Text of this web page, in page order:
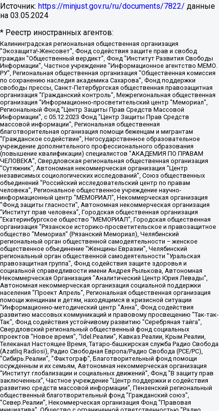
Источник: https://minjust.gov.ru/ru/documents/7822/ данные
на 03.05.2024
* Реестр иностранных агентов:
Калининградская региональная общественная организация "Экозащита!-Женсовет", Фонд содействия защите прав и свобод граждан "Общественный вердикт", Фонд "Институт Развития Свободы Информации", Частное учреждение "Информационное агентство МЕМО. РУ", Региональная общественная организация "Общественная комиссия по сохранению наследия академика Сахарова", Фонд поддержки свободы прессы, Санкт-Петербургская общественная правозащитная организация "Гражданский контроль", Межрегиональная общественная организация "Информационно-просветительский центр "Мемориал", Региональный Фонд "Центр Защиты Прав Средств Массовой Информации", с 05.12.2023 Фонд "Центр Защиты Прав Средств массовой информации", Региональная общественная благотворительная организация помощи беженцам и мигрантам "Гражданское содействие", Негосударственное образовательное учреждение дополнительного профессионального образования (повышение квалификации) специалистов "АКАДЕМИЯ ПО ПРАВАМ ЧЕЛОВЕКА", Свердловская региональная общественная организация "Сутяжник", Автономная некоммерческая организация "Центр независимых социологических исследований", Союз общественных объединений "Российский исследовательский центр по правам человека", Региональное общественное учреждение научно-информационный центр "МЕМОРИАЛ", Некоммерческая организация "Фонд защиты гласности", Автономная некоммерческая организация "Институт прав человека", Городская общественная организация "Екатеринбургское общество "МЕМОРИАЛ", Городская общественная организация "Рязанское историко-просветительское и правозащитное общество "Мемориал" (Рязанский Мемориал), Челябинский региональный орган общественной самодеятельности – женское общественное объединение "Женщины Евразии", Челябинский региональный орган общественной самодеятельности "Уральская правозащитная группа", Фонд содействия защите здоровья и социальной справедливости имени Андрея Рылькова, Автономная Некоммерческая Организация "Аналитический Центр Юрия Левады", Автономная некоммерческая организация социальной поддержки населения "Проект Апрель", Региональная общественная организация помощи женщинам и детям, находящимся в кризисной ситуации "Информационно-методический центр "Анна", Фонд содействия развитию массовых коммуникаций и правовому просвещению "Так-так-Так", Фонд содействия устойчивому развитию "Серебряная тайга", Свердловский региональный общественный фонд социальных проектов "Новое время", "Idel.Реалии", Кавказ.Реалии, Крым.Реалии, Телеканал Настоящее Время, Татаро-башкирская служба Радио Свобода (Azatliq Radiosi), Радио Свободная Европа/Радио Свобода (PCE/PC), "Сибирь.Реалии", "Фактограф", Благотворительный фонд помощи осужденным и их семьям, Автономная некоммерческая организация "Институт глобализации и социальных движений", Фонд "В защиту прав заключенных", Частное учреждение "Центр поддержки и содействия развитию средств массовой информации", Пензенский региональный общественный благотворительный фонд "Гражданский союз", "Север.Реалии", Некоммерческая организация Фонд "Правовая инициатива", Общество с ограниченной ответственностью "Радио Свободная Европа/Радио Свобода", Чешское информационное агентство "MEDIUM-ORIENT", Красноярская региональная общественная организация "Мы против СПИДа", Камалягин Денис Николаевич, Маркелов Сергей Евгеньевич, Пономарев Лев Александрович, Савицкая Людмила Алексеевна, Автономная некоммерческая организация "Центр по работе с проблемой насилия "НАСИЛИЮ.НЕТ", Межрегиональный профессиональный союз работников здравоохранения "Альянс врачей", Юридическое лицо, зарегистрированное в Латвийской Республике, SIA "Medusa Project" (регистрационный номер 40103797863, дата регистрации 10.06.2014), Некоммерческая организация "Фонд по борьбе с коррупцией", Автономная некоммерческая организация "Институт права и публичной политики", Баданин Роман Сергеевич, Гликин Максим Александрович, Железнова Мария Михайловна, Лукьянова Юлия Сергеевна, Маетная Елизавета Витальевна, Маняхин Петр Борисович, Чуракова Ольга Владимировна, Ярош Юлия Петровна, Юридическое лицо "The Insider SIA", зарегистрированное в Риге, Латвийская Республика (дата регистрации 26.06.2015), являющееся администратором доменного имени интернет-издания "The Insider SIA", https://theins.ru, Постернак Алексей Евгеньевич, Рубин Михаил Аркадьевич, Анин Роман Александрович, Юридическое лицо Istories fonds, зарегистрированное в Латвийской Республике (регистрационный номер 50008295751, дата регистрации 24.02.2020), Великовский Дмитрий Александрович, Долинина Ирина Николаевна, Мароховская Алеся Алексеевна, Шлейнов Роман Юрьевич, Шмагун Олеся Валентиновна, Общество с ограниченной ответственностью "Альтаир 2021", Общество с ограниченной ответственностью "Вега 2021", Общество с ограниченной ответственностью "Главный редактор 2021", Общество с ограниченной ответственностью "Ромашки монолит", Важенков Артем Валерьевич, Ивановская областная общественная организация "Центр гендерных исследований", Гурман Юрий Альбертович, Медиапроект "ОВД-Инфо", Егоров Владимир Владимирович, Жилинский Владимир Александрович, Общество с ограниченной ответственностью "ЗП", Иванова София Юрьевна, Карезина Инна Павловна, Кильтау Екатерина Викторовна, Петров Алексей Викторович, Пискунов Сергей Евгеньевич, Смирнов Сергей Сергеевич, Тихонов Михаил Сергеевич, Общество с ограниченной ответственностью "ЖУРНАЛИСТ-ИНОСТРАННЫЙ АГЕНТ", Арапова Галина Юрьевна, Вольтская Татьяна Анатольевна, Американская компания "Mason G.E.S. Anonymous Foundation" (США), являющаяся владельцем интернет-издания https://mnews.world/, Компания "Stichting Bellingcat", зарегистрированная в Нидерландах (дата регистрации 11.07.2018), Захаров Андрей Вячеславович, Клепиковская Екатерина Дмитриевна, Общество с ограниченной ответственностью "МЕМО", Перл Роман Александрович, Симонов Евгений Алексеевич, Соловьева Елена Анатольевна, Сотников Даниил Владимирович, Сурначева Елизавета Дмитриевна, Автономная некоммерческая организация по защите прав человека и информированию населения "Якутия – Наше Мнение", Общество с ограниченной ответственностью "Москоу диджитал медиа", с 26.01.2023 Общество с ограниченной ответственностью "Чайка Белые сады", Ветошкина Валерия Валерьевна, Заговора Максим Александрович, Межрегиональное общественное движение "Российская ЛГБТ - сеть", Оленичев Максим Владимирович, Павлов Иван Юрьевич, Скворцова Елена Сергеевна, Общество с ограниченной ответственностью "Как бы инагент", Кочетков Игорь Викторович, Общество с ограниченной ответственностью "Честные выборы", Еланчик Олег Александрович, Общество с ограниченной ответственностью "Нобелевский призыв", Гималова Регина Эмилевна, Григорьев Андрей Валерьевич, Григорьева Алина Александровна, Ассоциация по содействию защите прав призывников, альтернативнослужащих и военнослужащих "Правозащитная группа "Гражданин.Армия.Право", Хисамова Регина Фаритовна, Автономная некоммерческая организация по реализации социально-правовых программ "Лилит", Дальневосточное общественное движение "Маяк", Санкт-Петербургская ЛГБТ-инициативная группа "Выход", Инициативная группа ЛГБТ+ "Реверс", Алексеев Андрей Викторович, Бекбулатова Таисия Львовна, Беляев Иван Михайлович, Владыкина Елена Сергеевна, Гельман Марат Александрович, Никульшина Вероника Юрьевна, Толоконникова Надежда Андреевна, Шендерович Виктор Анатольевич, Общество с ограниченной ответственностью "Данное сообщение", Общество с ограниченной ответственностью Издательский дом "Новая глава", Айнбиндер Александра Александровна, Московский комьюнити-центр для ЛГБТ+инициатив, Благотворительный фонд развития филантропии, Deutsche Welle (Германия, Kurt-Schumacher-Strasse 3, 53113 Bonn), Борзунова Мария Михайловна, Воробьев Виктор Викторович, Голубева Анна Львовна, Константинова Алла Михайловна, Малкова Ирина Владимировна, Мурадов Мурад Абдулгалимович, Осетинская Елизавета Николаевна, Понасенков Евгений Николаевич, Ганапольский Матвей Юрьевич, Киселев Евгений Алексеевич, Борухович Ирина Григорьевна, Дремин Иван Тимофеевич, Дубровский Дмитрий Викторович, Красноярская региональная общественная организация поддержки и развития альтернативных образовательных технологий и межкультурных коммуникаций "ИНТЕРРА", Маяковская Екатерина Алексеевна, Фейгин Марк Захарович, Филимонов Андрей Викторович, Дзугкоева Регина Николаевна, Доброхотов Роман Александрович, Дудь Юрий Александрович, Елкин Сергей Владимирович, Кругликов Кирилл Игоревич, Сабунаева Мария Леонидовна, Семенов Алексей Владимирович, Шаинян Карен Багратович, Шульман Екатерина Михайловна, Асафьев Артур Валерьевич, Вахштайн Виктор Семенович, Венедиктов Алексей Алексеевич, Лушникова Екатерина Евгеньевна, Волков Леонид Михайлович, Невзоров Александр Глебович, Пархоменко Сергей Борисович, Сироткин Ярослав Николаевич, Кара-Мурза Владимир Владимирович, Баранова Наталья Владимировна, Гозман Леонид Яковлевич, Кагарлицкий Борис Юльевич, Климарев Михаил Валерьевич, Милов Владимир Станиславович, Автономная некоммерческая организация Краснодарский центр современного искусства "Типография", Моргенштерн Алишер Тагирович, Соболь Любовь Эдуардовна, Общество с ограниченной ответственностью "ЛИЗА НОРМ", Каспаров Гарри Кимович, Ходорковский Михаил Борисович, Общество с ограниченной ответственностью "Апрельские тезисы", Данилович Ирина Брониславовна, Кашин Олег Владимирович, Петров Николай Владимирович, Пивоваров Алексей Владимирович, Соколов Михаил Владимирович, Цветкова Юлия Владимировна, Чичваркин Евгений Александрович, Комитет против пыток/Команда против пыток, Общество с ограниченной ответственностью "Первый научный", Общество с ограниченной ответственностью "Вертолет и ко", Белоцерковская Вероника Борисовна, Кац Максим Евгеньевич, Лазарева Татьяна Юрьевна, Шаведдинов Руслан Табризович, Яшин Илья Валерьевич, Общество с ограниченной ответственностью "Иноагент ААВ", Алешковский Дмитрий Петрович, Альбац Евгения Марковна, Быков Дмитрий Львович, Галямина Юлия Евгеньевна, Лойко Сергей Леонидович, Мартынов Кирилл Константинович, Медведев Сергей Александрович, Крашенинников Федор Геннадиевич, Гордеева Катерина Вл